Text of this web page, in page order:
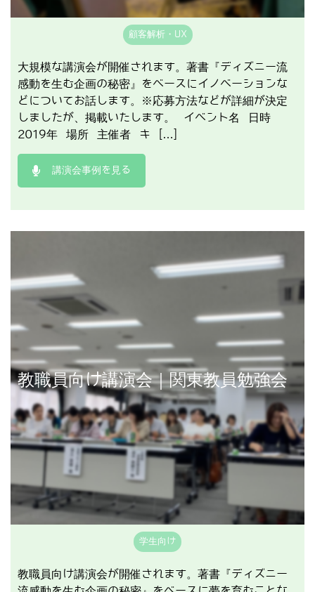
顧客解析・UX
大規模な講演会が開催されます。著書『ディズニー流
感動を生む企画の秘密』をベースにイノベーションな
どについてお話します。※応募方法などが詳細が決定
しましたが、掲載いたします。 イベント名 日時
2019年 場所 主催者 キ […]
講演会事例を見る
教職員向け講演会｜関東教員勉強会
講演事例を見る
学生向け
教職員向け講演会が開催されます。著書『ディズニー